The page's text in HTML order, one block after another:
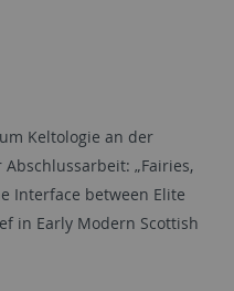
Keltologie an der
„Fairies,
Interface between Elite
in Early Modern Scottish